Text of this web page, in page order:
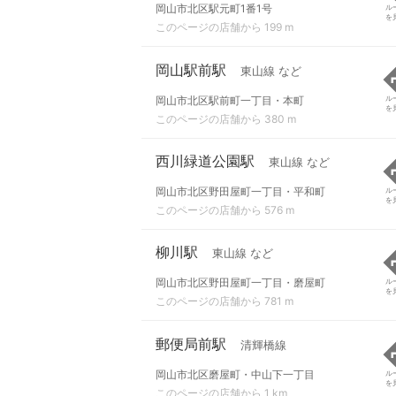
岡山市北区駅元町1番1号
このページの店舗から 199 m
ル
を
岡山駅前駅 東山線 など
岡山市北区駅前町一丁目・本町
このページの店舗から 380 m
ル
を
西川緑道公園駅 東山線 など
岡山市北区野田屋町一丁目・平和町
このページの店舗から 576 m
ル
を
柳川駅 東山線 など
岡山市北区野田屋町一丁目・磨屋町
このページの店舗から 781 m
ル
を
郵便局前駅 清輝橋線
岡山市北区磨屋町・中山下一丁目
このページの店舗から 1 km
ル
を